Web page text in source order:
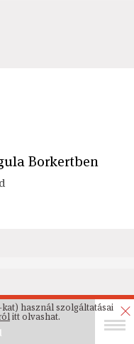
Borkertben
használ szolgáltatásai
itt olvashat.